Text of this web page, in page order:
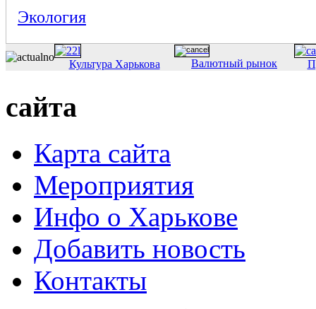
Экология
Культура Харькова Валютный рынок
сайта
Карта сайта
Мероприятия
Инфо о Харькове
Добавить новость
Контакты